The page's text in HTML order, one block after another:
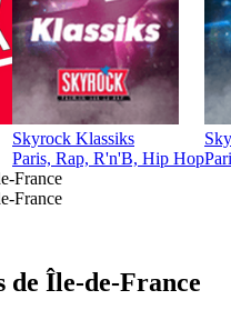
Skyrock Klassiks
Paris, Rap, R'n'B, Hip Hop
France
France
de Île-de-France